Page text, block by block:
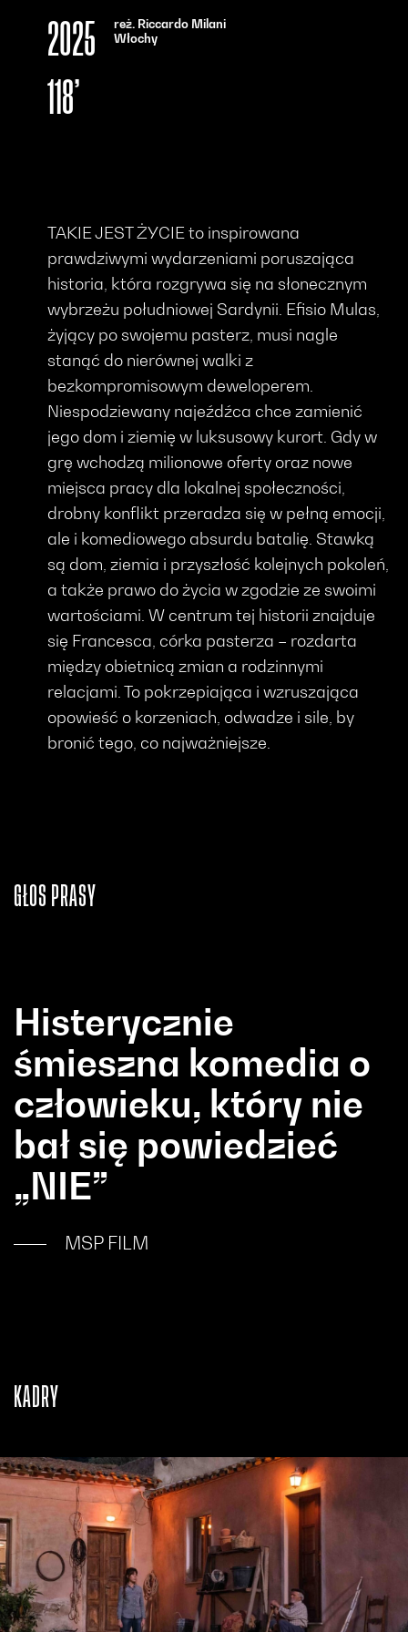
reż. Riccardo Milani
Włochy
2025
118’
TAKIE JEST ŻYCIE to inspirowana
prawdziwymi wydarzeniami poruszająca
historia, która rozgrywa się na słonecznym
wybrzeżu południowej Sardynii. Efisio Mulas,
żyjący po swojemu pasterz, musi nagle
stanąć do nierównej walki z
bezkompromisowym deweloperem.
Niespodziewany najeźdźca chce zamienić
jego dom i ziemię w luksusowy kurort. Gdy w
grę wchodzą milionowe oferty oraz nowe
miejsca pracy dla lokalnej społeczności,
drobny konflikt przeradza się w pełną emocji,
ale i komediowego absurdu batalię. Stawką
są dom, ziemia i przyszłość kolejnych pokoleń,
a także prawo do życia w zgodzie ze swoimi
wartościami. W centrum tej historii znajduje
się Francesca, córka pasterza – rozdarta
między obietnicą zmian a rodzinnymi
relacjami. To pokrzepiająca i wzruszająca
opowieść o korzeniach, odwadze i sile, by
bronić tego, co najważniejsze.
GŁOS PRASY
Histerycznie
śmieszna komedia o
człowieku, który nie
bał się powiedzieć
„NIE”
MSP FILM
KADRY